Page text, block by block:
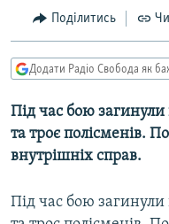
пошукуКУЛЬТУРА
СПОРТ
СВІТ
КРИМ.РЕАЛІЇ
ТИ ЯК?
КИТАЙ.ВИКЛИКИ
МУЛЬТИМЕДІА
СПЕЦПРОЄКТИ
Поділитись
Додати Радіо Свобода як
Під час бою
та троє полісменів.
внутрішніх справ.
Під час бою